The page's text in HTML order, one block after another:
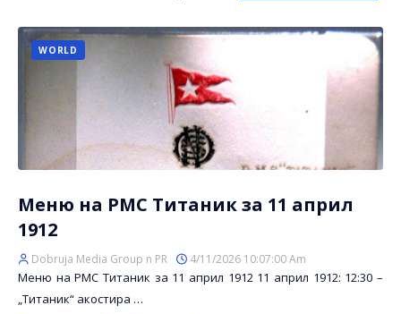
WORLD
Меню на РМС Титаник за 11 април
1912
Dobruja Media Group n PR 4/11/2026 10:07:00 Am
Меню на РМС Титаник за 11 април 1912 11 април 1912: 12:30 –
„Титаник“ акостира …